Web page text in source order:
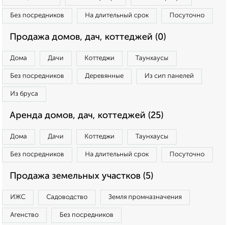
Без посредников На длительный срок Посуточно
Продажа домов, дач, коттеджей (0)
Дома Дачи Коттеджи Таунхаусы
Без посредников Деревянные Из сип панелей
Из бруса
Аренда домов, дач, коттеджей (25)
Дома Дачи Коттеджи Таунхаусы
Без посредников На длительный срок Посуточно
Продажа земельных участков (5)
ИЖС Садоводство Земля промназначения
Агенство Без посредников